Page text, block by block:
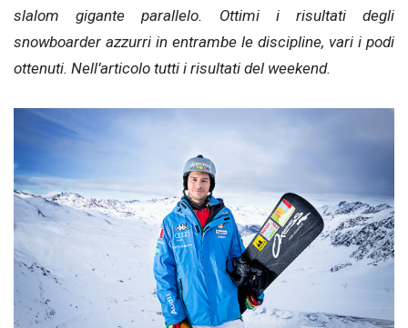
slalom gigante parallelo. Ottimi i risultati degli
snowboarder azzurri in entrambe le discipline, vari i podi
ottenuti. Nell’articolo tutti i risultati del weekend.